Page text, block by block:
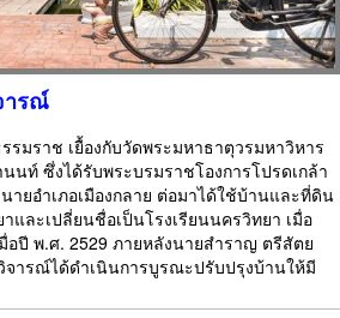
ารณ์
รมราช เยื้องกับวัดพระมหาธาตุวรมหาวิหาร
นท์ ซึ่งได้รับพระบรมราชโองการโปรดเกล้า
ยอำเภอเมืองกลาย ต่อมาได้ใช้บ้านและที่ดิน
และเปลี่ยนชื่อเป็นโรงเรียนนครวิทยา เมื่อ
อปี พ.ศ. 2529 ภายหลังนายสำราญ ตรีสัตย
ารณ์ได้ดำเนินการบูรณะปรับปรุงบ้านให้มี